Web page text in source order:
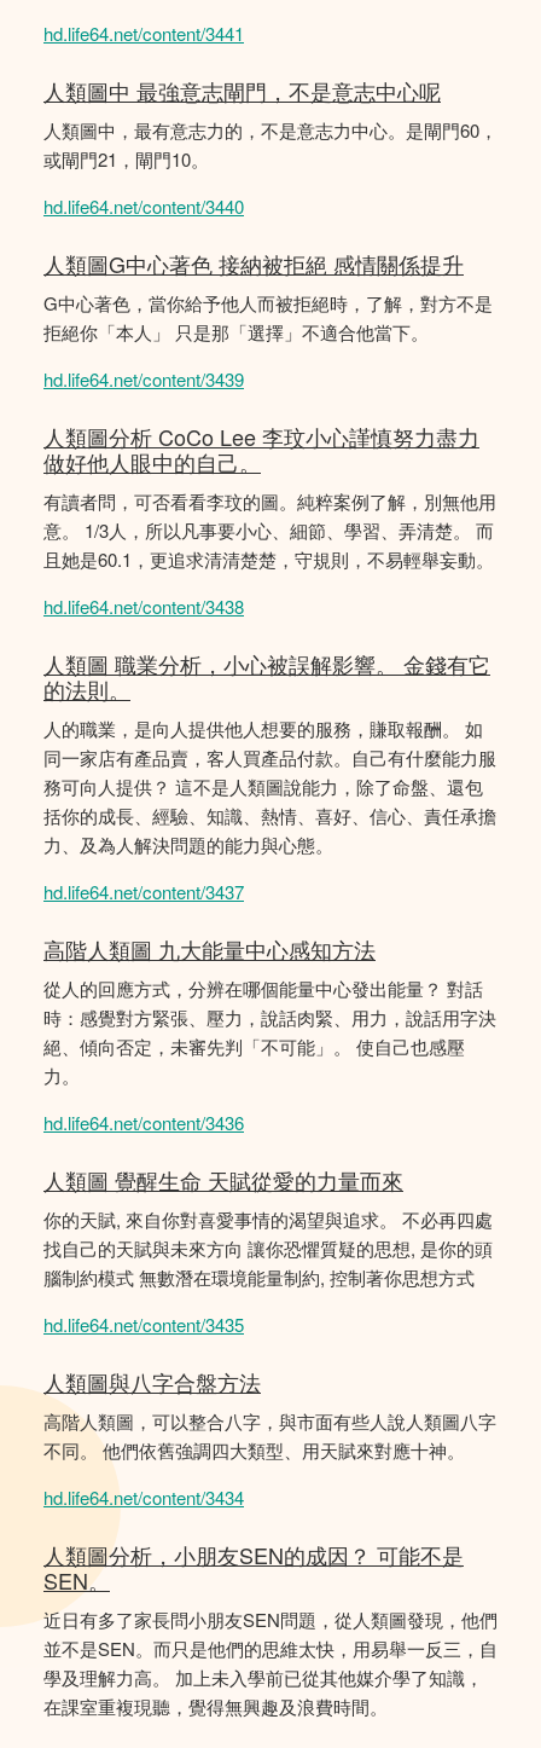
hd.life64.net/content/3441
人類圖中 最強意志閘門，不是意志中心呢
人類圖中，最有意志力的，不是意志力中心。是閘門60，
或閘門21，閘門10。
hd.life64.net/content/3440
人類圖G中心著色 接納被拒絕 感情關係提升
G中心著色，當你給予他人而被拒絕時，了解，對方不是
拒絕你「本人」 只是那「選擇」不適合他當下。
hd.life64.net/content/3439
人類圖分析 CoCo Lee 李玟小心謹慎努力盡力
做好他人眼中的自己。
有讀者問，可否看看李玟的圖。純粹案例了解，別無他用
意。 1/3人，所以凡事要小心、細節、學習、弄清楚。 而
且她是60.1，更追求清清楚楚，守規則，不易輕舉妄動。
hd.life64.net/content/3438
人類圖 職業分析，小心被誤解影響。 金錢有它
的法則。
人的職業，是向人提供他人想要的服務，賺取報酬。 如
同一家店有產品賣，客人買產品付款。自己有什麼能力服
務可向人提供？ 這不是人類圖說能力，除了命盤、還包
括你的成長、經驗、知識、熱情、喜好、信心、責任承擔
力、及為人解決問題的能力與心態。
hd.life64.net/content/3437
高階人類圖 九大能量中心感知方法
從人的回應方式，分辨在哪個能量中心發出能量？ 對話
時：感覺對方緊張、壓力，說話肉緊、用力，說話用字決
絕、傾向否定，未審先判「不可能」。 使自己也感壓
力。
hd.life64.net/content/3436
人類圖 覺醒生命 天賦從愛的力量而來
你的天賦, 來自你對喜愛事情的渴望與追求。 不必再四處
找自己的天賦與未來方向 讓你恐懼質疑的思想, 是你的頭
腦制約模式 無數潛在環境能量制約, 控制著你思想方式
hd.life64.net/content/3435
人類圖與八字合盤方法
高階人類圖，可以整合八字，與市面有些人說人類圖八字
不同。 他們依舊強調四大類型、用天賦來對應十神。
hd.life64.net/content/3434
人類圖分析，小朋友SEN的成因？ 可能不是
SEN。
近日有多了家長問小朋友SEN問題，從人類圖發現，他們
並不是SEN。而只是他們的思維太快，用易舉一反三，自
學及理解力高。 加上未入學前已從其他媒介學了知識，
在課室重複現聽，覺得無興趣及浪費時間。